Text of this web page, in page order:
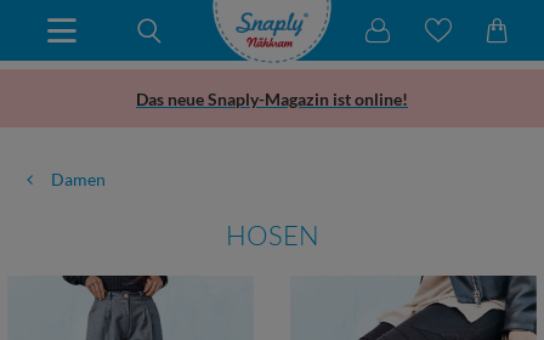
Das neue Snaply-Magazin ist online!
Damen
HOSEN